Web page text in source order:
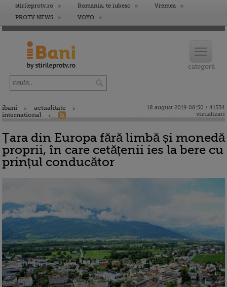
stirileprotv.ro Romania, te iubesc
Vremea
PROTV NEWS
VOYO
ibani
actualitate
international
18 august 2019 08:50 / 41534
vizualizari
Țara din Europa fără limbă și monedă
proprii, în care cetățenii ies la bere cu
prințul conducător